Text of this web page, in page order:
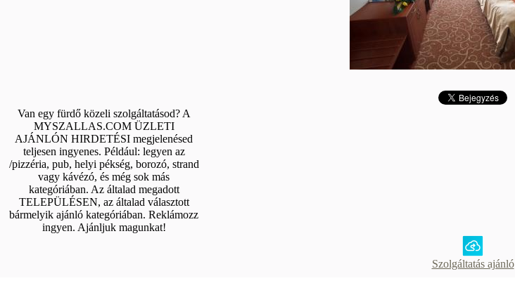
Van egy fürdő közeli szolgáltatásod? A
MYSZALLAS.COM ÜZLETI
AJÁNLÓN HIRDETÉSI megjelenésed
teljesen ingyenes. Például: legyen az
/pizzéria, pub, helyi pékség, borozó, strand
vagy kávézó, és még sok más
kategóriában. Az általad megadott
TELEPÜLÉSEN, az általad választott
bármelyik ajánló kategóriában. Reklámozz
ingyen. Ajánljuk magunkat!
Szolgáltatás ajánló